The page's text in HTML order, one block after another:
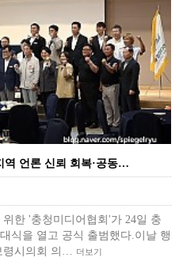
언론 신뢰 회복·공동…
한 '충청미디어협회'가 24일 충
식을 열고 공식 출범했다.이날 행
령시의회 의… 더보기